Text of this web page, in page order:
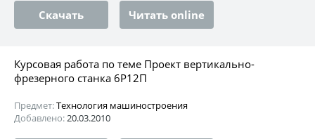
Скачать Читать online
Курсовая работа по теме Проект вертикально-
фрезерного станка 6Р12П
Предмет:Технология машиностроения
Добавлено:20.03.2010